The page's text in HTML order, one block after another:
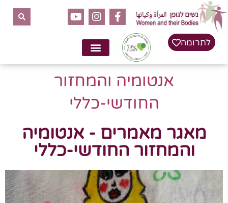
לתרומה
אנטומיה והמחזור
החודשי-כללי
מאגר מאמרים - אנטומיה
והמחזור החודשי-כללי